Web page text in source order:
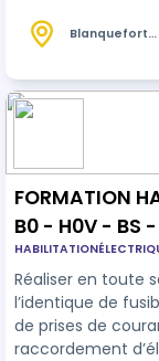
de protection.
Blanquefort
FORMATION
B0 - H0V - BS
Initiation à
Réaliser en toute
l’identique de
de prises de
raccordement